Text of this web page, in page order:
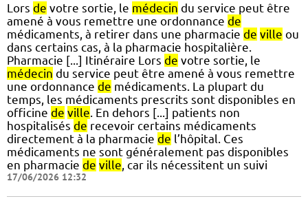
Lors de votre sortie, le médecin du service peut être
amené à vous remettre une ordonnance de
médicaments, à retirer dans une pharmacie de ville ou
dans certains cas, à la pharmacie hospitalière.
Pharmacie [...] Itinéraire Lors de votre sortie, le
médecin du service peut être amené à vous remettre
une ordonnance de médicaments. La plupart du
temps, les médicaments prescrits sont disponibles en
officine de ville . En dehors [...] patients non
hospitalisés de recevoir certains médicaments
directement à la pharmacie de l’hôpital. Ces
médicaments ne sont généralement pas disponibles
en pharmacie de ville , car ils nécessitent un suivi
17/06/2026 12:32